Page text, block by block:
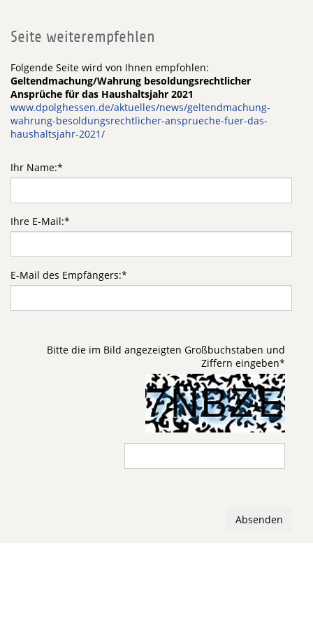
Seite weiterempfehlen
Folgende Seite wird von Ihnen empfohlen:
Geltendmachung/Wahrung besoldungsrechtlicher
Ansprüche für das Haushaltsjahr 2021
www.dpolghessen.de/aktuelles/news/geltendmachung-
wahrung-besoldungsrechtlicher-ansprueche-fuer-das-
haushaltsjahr-2021/
Ihr Name:*
Ihre E-Mail:*
E-Mail des Empfängers:*
Bitte die im Bild angezeigten Großbuchstaben und
Ziffern eingeben*
Absenden